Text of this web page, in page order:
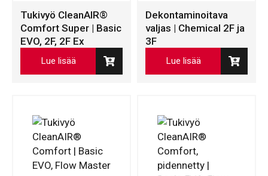
Tukivyö CleanAIR®
Comfort Super | Basic
EVO, 2F, 2F Ex
Lue lisää
Dekontaminoitava
valjas | Chemical 2F ja
3F
Lue lisää